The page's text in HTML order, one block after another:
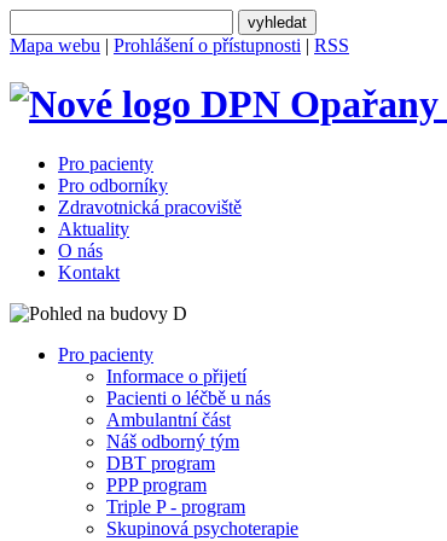
Mapa webu | Prohlášení o přístupnosti | RSS
Pro pacienty
Pro odborníky
Zdravotnická pracoviště
Aktuality
O nás
Kontakt
Pro pacienty
Informace o přijetí
Pacienti o léčbě u nás
Ambulantní část
Náš odborný tým
DBT program
PPP program
Triple P - program
Skupinová psychoterapie